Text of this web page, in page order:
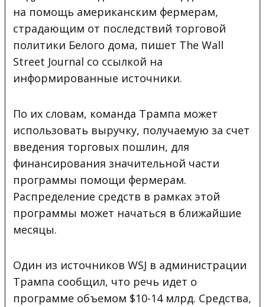
на помощь американским фермерам,
страдающим от последствий торговой
политики Белого дома, пишет The Wall
Street Journal со ссылкой на
информированные источники.
По их словам, команда Трампа может
использовать выручку, получаемую за счет
введения торговых пошлин, для
финансирования значительной части
программы помощи фермерам.
Распределение средств в рамках этой
программы может начаться в ближайшие
месяцы.
Один из источников WSJ в администрации
Трампа сообщил, что речь идет о
программе объемом $10-14 млрд. Средства,